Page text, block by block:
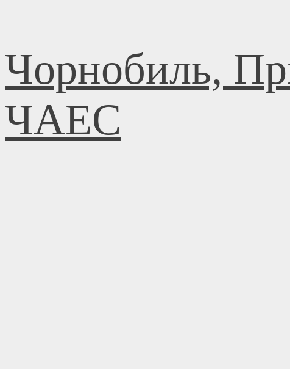
to
content
Чорнобиль,
ЧАЕС